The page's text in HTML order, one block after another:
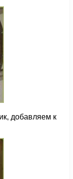
добавляем к